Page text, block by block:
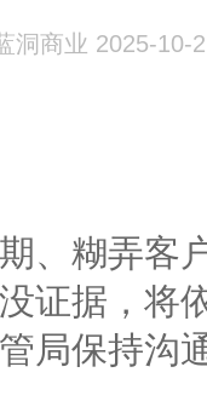
洞商业 2025-10-
、糊弄客
证据，将
局保持沟